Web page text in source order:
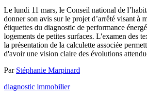
Le lundi 11 mars, le Conseil national de
donner son avis sur le projet d’arrêté visant à
étiquettes du diagnostic de performance
logements de petites surfaces. L'examen des
la présentation de la calculette associée
d'avoir une vision claire des évolutions
Par Stéphanie Marpinard
diagnostic immobilier